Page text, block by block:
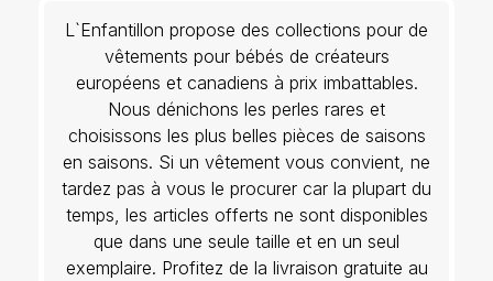
L`Enfantillon propose des collections pour de
vêtements pour bébés de créateurs
européens et canadiens à prix imbattables.
Nous dénichons les perles rares et
choisissons les plus belles pièces de saisons
en saisons. Si un vêtement vous convient, ne
tardez pas à vous le procurer car la plupart du
temps, les articles offerts ne sont disponibles
que dans une seule taille et en un seul
exemplaire. Profitez de la livraison gratuite au